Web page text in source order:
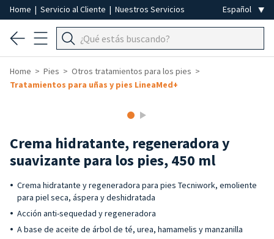
Home | Servicio al Cliente | Nuestros Servicios
Home Pies
Otros tratamientos para los pies
Tratamientos para uñas y pies LineaMed+
Crema hidratante, regeneradora y
suavizante para los pies, 450 ml
Crema hidratante y regeneradora para pies Tecniwork, emoliente
para piel seca, áspera y deshidratada
Acción anti-sequedad y regeneradora
A base de aceite de árbol de té, urea, hamamelis y manzanilla